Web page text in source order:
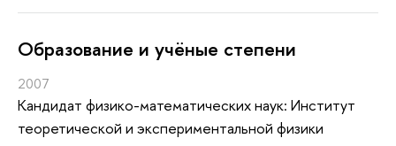
Oбразование и учёные степени
2007
Кандидат физико-математических наук: Институт
теоретической и экспериментальной физики